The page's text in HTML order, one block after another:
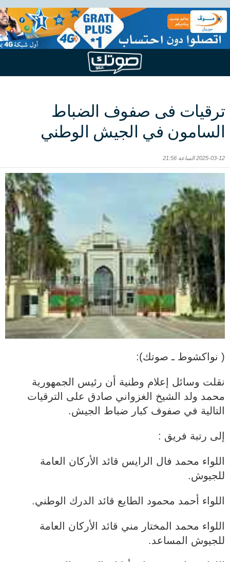
ترقيات فى صفوف الضباط
السامون في الجيش الوطني
2025-03-12 الساعة 21:56
( نواكشوط ـ صوتك):
نقلت وسائل إعلام وطنية أن رئيس الجمهورية
محمد ولد الشيخ الغزواني صادق على الترقيات
التالية في صفوف كبار ضباط الجيش.
إلى رتبة فريق :
اللواء محمد فال الرايس قائد الأركان العامة
للجيوش.
اللواء أحمد محمود الطايع قائد الدرك الوطني.
اللواء محمد المختار مني قائد الأركان العامة
للجيوش المساعد.